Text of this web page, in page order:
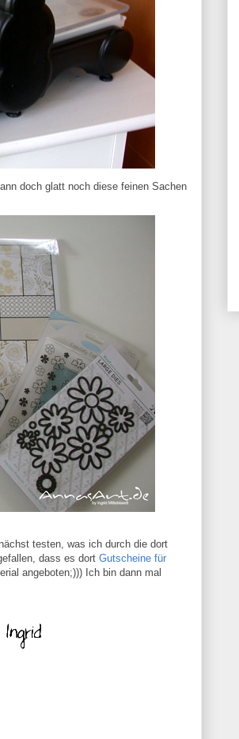
doch glatt noch diese feinen Sachen
testen, was ich durch die dort
dass es dort Gutscheine für
angeboten;))) Ich bin dann mal